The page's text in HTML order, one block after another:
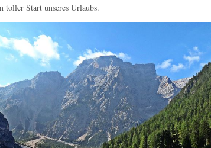
toller Start unseres Urlaubs.